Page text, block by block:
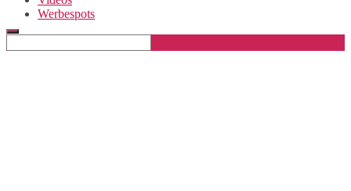
Werbespots